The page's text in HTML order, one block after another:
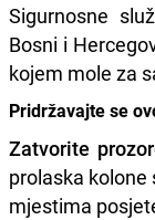
Sigurnosne
Bosni i
kojem mole za
Pridržavajte se
Zatvorite
prolaska kolone
mjestima